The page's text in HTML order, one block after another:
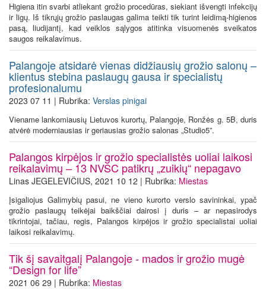
Higiena itin svarbi atliekant grožio procedūras, siekiant išvengti infekcijų
ir ligų. Iš tikrųjų grožio paslaugas galima teikti tik turint leidimą-higienos
pasą, liudijantį, kad veiklos sąlygos atitinka visuomenės sveikatos
saugos reikalavimus.
Palangoje atsidarė vienas didžiausių grožio salonų –
klientus stebina paslaugų gausa ir specialistų
profesionalumu
2023 07 11 | Rubrika: Verslas pinigai
Viename lankomiausių Lietuvos kurortų, Palangoje, Ronžės g. 5B, duris
atvėrė moderniausias ir geriausias grožio salonas „Studio5”.
Palangos kirpėjos ir grožio specialistės uoliai laikosi
reikalavimų – 13 NVSC patikrų „zuikių“ nepagavo
Linas JEGELEVIČIUS, 2021 10 12 | Rubrika: Miestas
Įsigaliojus Galimybių pasui, ne vieno kurorto verslo savininkai, ypač
grožio paslaugų teikėjai baikščiai dairosi į duris – ar nepasirodys
tikrintojai, tačiau, regis, Palangos kirpėjos ir grožio specialistai uoliai
laikosi reikalavimų.
Tik šį savaitgalį Palangoje - mados ir grožio mugė
“Design for life”
2021 06 29 | Rubrika: Miestas